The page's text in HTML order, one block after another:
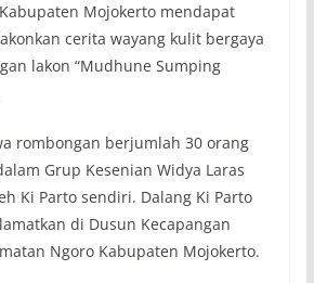
Mojokerto mendapat
cerita wayang kulit bergaya
lakon “Mudhune Sumping
rombongan berjumlah 30 orang
Grup Kesenian Widya Laras
Ki Parto sendiri. Dalang Ki Parto
di Dusun Kecapangan
Ngoro Kabupaten Mojokerto.